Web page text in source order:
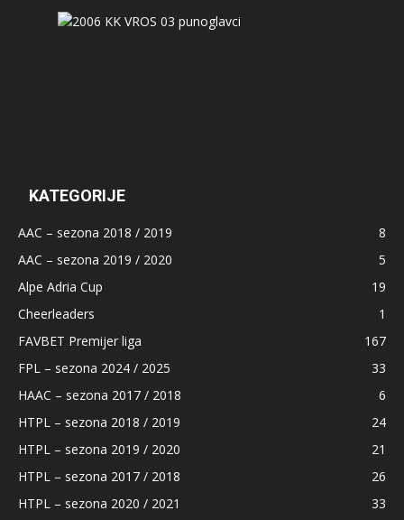
KATEGORIJE
AAC – sezona 2018 / 2019
8
AAC – sezona 2019 / 2020
5
Alpe Adria Cup
19
Cheerleaders
1
FAVBET Premijer liga
167
FPL – sezona 2024 / 2025
33
HAAC – sezona 2017 / 2018
6
HTPL – sezona 2018 / 2019
24
HTPL – sezona 2019 / 2020
21
HTPL – sezona 2017 / 2018
26
HTPL – sezona 2020 / 2021
33